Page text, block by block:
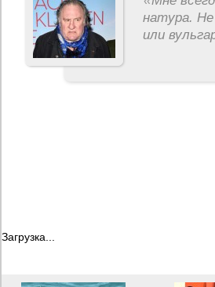
натура.
или
Загрузка...